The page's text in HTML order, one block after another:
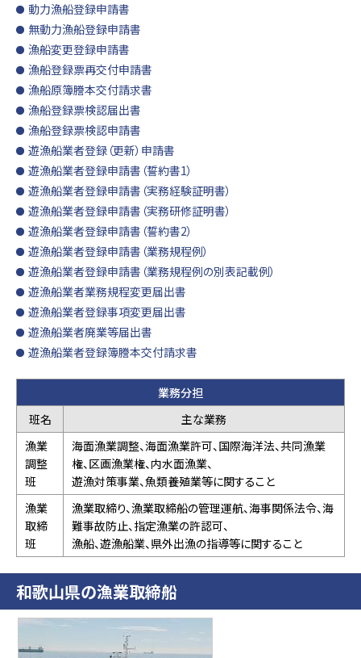
動力漁船登録申請書
無動力漁船登録申請書
漁船変更登録申請書
漁船登録票再交付申請書
漁船原簿謄本交付請求書
漁船登録票検認届出書
漁船登録票検認申請書
遊漁船業者登録（更新）申請書
遊漁船業者登録申請書（誓約書1）
遊漁船業者登録申請書（実務経験証明書）
遊漁船業者登録申請書（実務研修証明書）
遊漁船業者登録申請書（誓約書2）
遊漁船業者登録申請書（業務規程例）
遊漁船業者登録申請書（業務規程例の別表記載例）
遊漁船業者業務規程変更届出書
遊漁船業者登録事項変更届出書
遊漁船業者廃業等届出書
遊漁船業者登録簿謄本交付請求書
業務分担
班名
主な業務
漁業
調整
班
海面漁業調整、海面漁業許可、国際海洋法、共同漁業
権、区画漁業権、内水面漁業、
遊漁対策事業、魚類養殖業等に関すること
漁業
取締
班
漁業取締り、漁業取締船の管理運航、海事関係法令、海
難事故防止、指定漁業の許認可、
漁船、遊漁船業、県外出漁の指導等に関すること
和歌山県の漁業取締船